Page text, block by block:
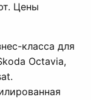
Цены
класса для
Octavia,